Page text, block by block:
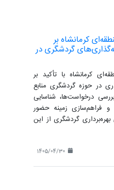
کرمانشاه بر
گردشگری در
کرمانشاه با تأکید بر
در حوزه گردشگری منابع
درخواست‌ها، شناسایی
و فراهم‌سازی زمینه حضور
بهره‌برداری گردشگری از این